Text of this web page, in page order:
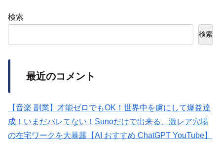
検索
検索
最近のコメント
【音楽 副業】才能ゼロでもOK！世界中を虜にして爆益達
成！いまだバレてない！Sunoだけで出来る、激レア穴場
の在宅ワークを大暴露【AI おすすめ ChatGPT YouTube】